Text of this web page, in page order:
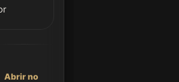
Abrir no